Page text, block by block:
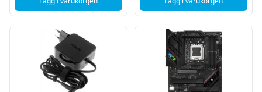
, ASUS Vivobook 17 - 17.3" - Core i7 1255U - 16GB - 1TB
, ASUS RT-BE92U -